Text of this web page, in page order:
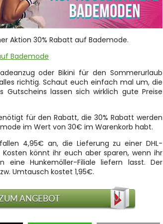
Aktion 30% Rabatt auf Bademode.
Bademode
oder Bikini für den Sommerurlaub
richtig. Schaut euch einfach mal um, die
Gutscheins lassen sich wirklich gute Preise
für den Rabatt, die 30% Rabatt werden
im Wert von 30€ im Warenkorb habt.
4,95€ an, die Lieferung zu einer DHL-
könnt ihr euch aber sparen, wenn ihr
eine Hunkemöller-Filiale liefern lasst. Der
Umtausch kostet 1,95€.
ANGEBOT